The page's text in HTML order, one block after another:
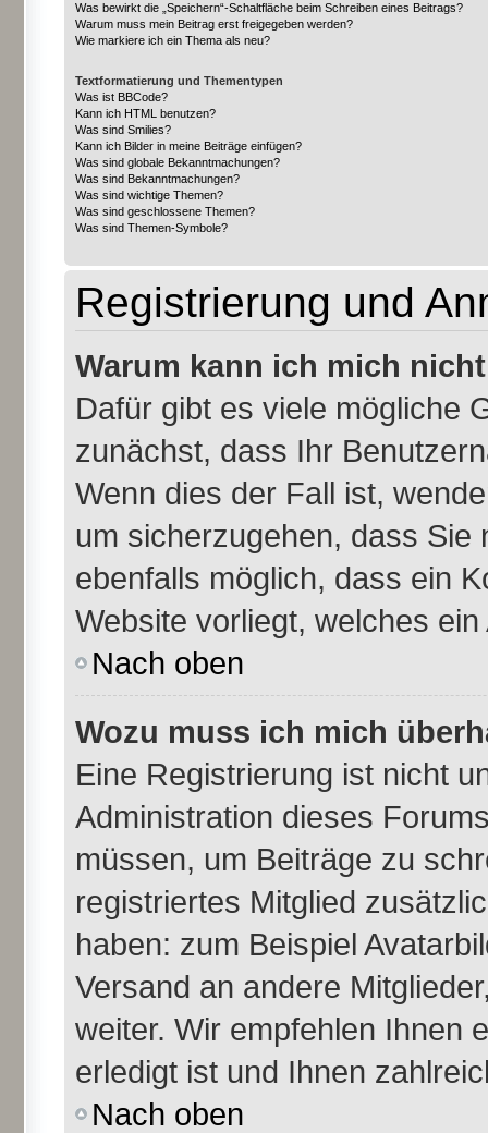
Was bewirkt die „Speichern“-Schaltfläche beim Schreiben eines Beitrags?
Warum muss mein Beitrag erst freigegeben werden?
Wie markiere ich ein Thema als neu?
Textformatierung und Thementypen
Was ist BBCode?
Kann ich HTML benutzen?
Was sind Smilies?
Kann ich Bilder in meine Beiträge einfügen?
Was sind globale Bekanntmachungen?
Was sind Bekanntmachungen?
Was sind wichtige Themen?
Was sind geschlossene Themen?
Was sind Themen-Symbole?
Registrierung und
Warum kann ich mich
Dafür gibt es viele mögliche
zunächst, dass Ihr
Wenn dies der Fall ist,
um sicherzugehen, dass
ebenfalls möglich, dass ein
Website vorliegt, welches
Nach oben
Wozu muss ich mich
Eine Registrierung ist nicht
Administration dieses
müssen, um Beiträge zu
registriertes Mitglied
haben: zum Beispiel
Versand an andere
weiter. Wir empfehlen Ihnen
erledigt ist und Ihnen
Nach oben